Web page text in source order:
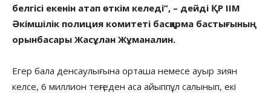
белгісі екенін атап өткім келеді”, – дейді ҚР ІІМ
Әкімшілік полиция комитеті басқарма бастығының
орынбасары Жасұлан Жұманалин.
Егер бала денсаулығына орташа немесе ауыр зиян
келсе, 6 миллион теңгеден аса айыппұл салынып, екі